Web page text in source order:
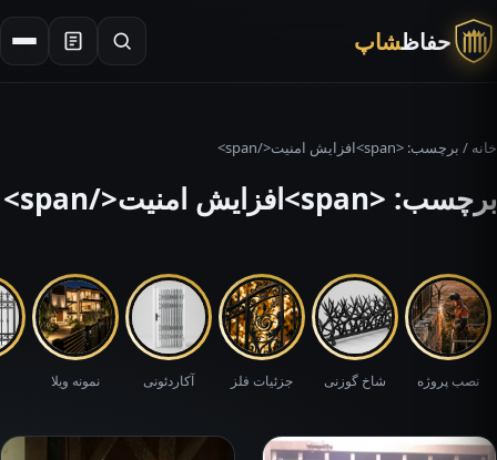
حفاظشاپ
خانه / برچسب: <span>افزایش امنیت</span>
برچسب: <span>افزایش امنیت</span>
نصب پروژه شاخ گوزنی جزئیات فلز آکاردئونی نمونه ویلا